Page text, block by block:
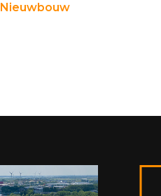
Nieuwbouw